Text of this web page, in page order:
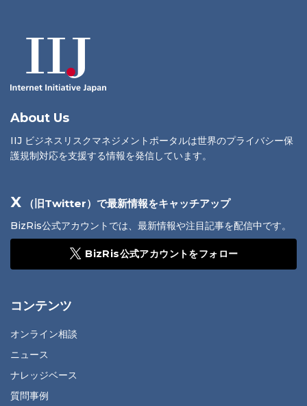
About Us
IIJ ビジネスリスクマネジメントポータルは世界のプライバシー保
護規制対応を支援する情報を発信しています。
X （旧Twitter）で最新情報をキャッチアップ
BizRis公式アカウントでは、最新情報や注目記事を配信中です。
BizRis公式アカウントをフォロー
コンテンツ
オンライン相談
ニュース
ナレッジベース
質問事例